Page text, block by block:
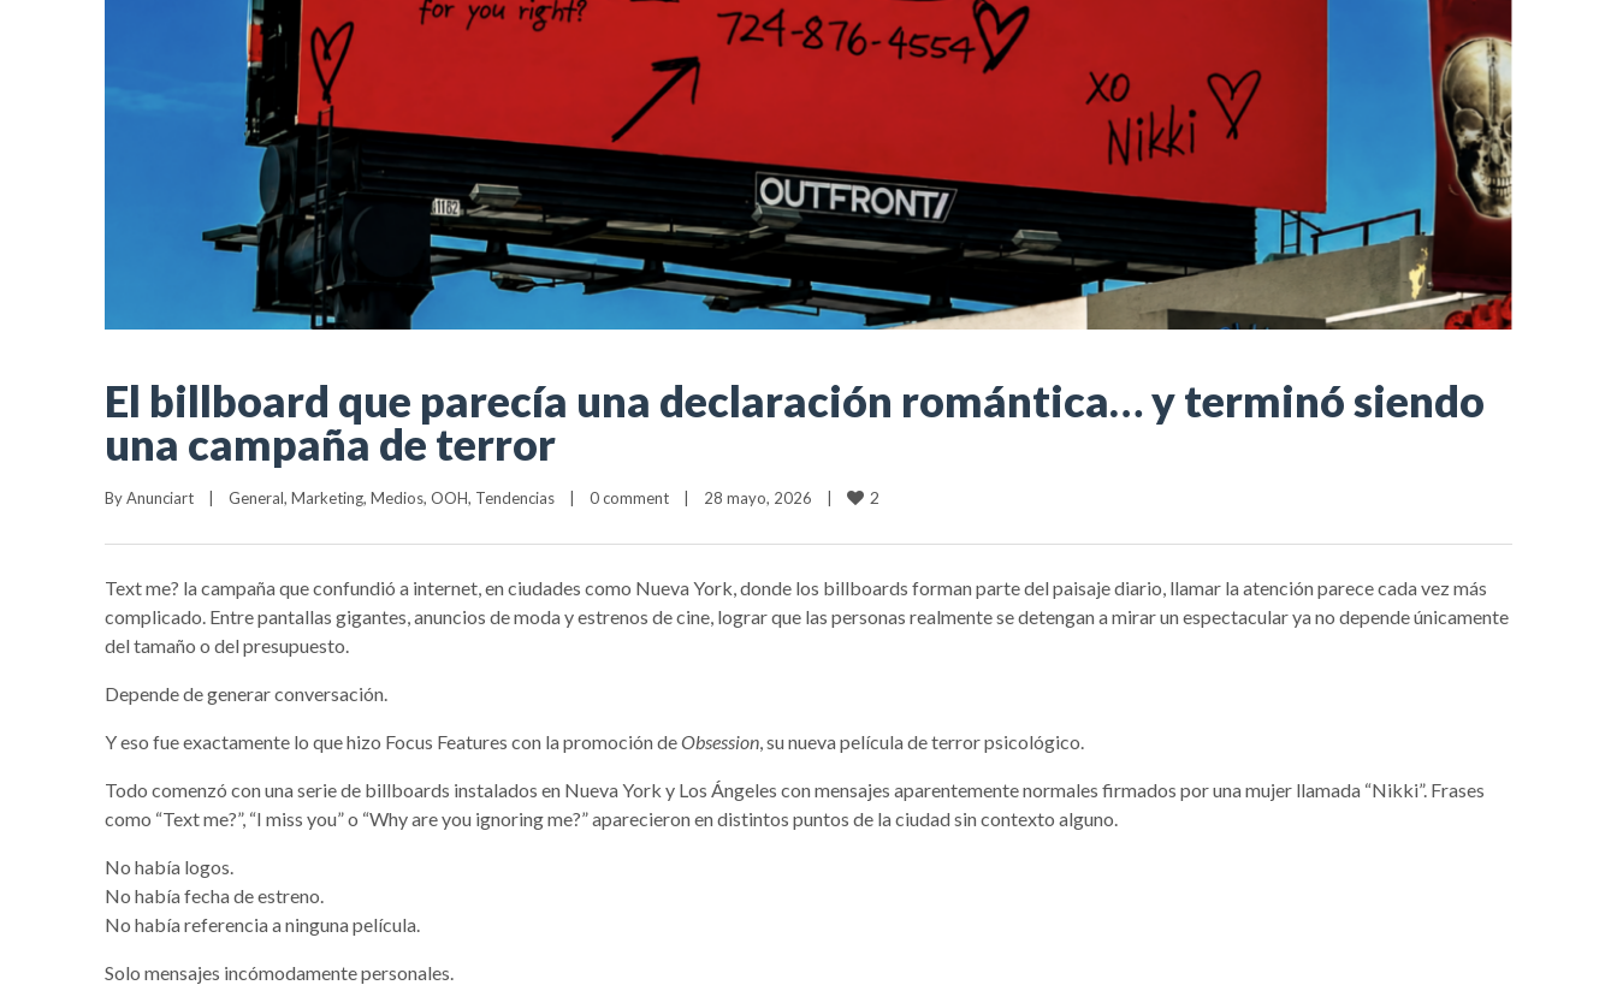
El billboard que parecía una declaración romántica… y terminó siendo
una campaña de terror
By Anunciart General, Marketing, Medios, OOH, Tendencias 0 comment 28 mayo, 2026 2
Text me? la campaña que confundió a internet, en ciudades como Nueva York, donde los billboards forman parte del paisaje diario, llamar la atención parece cada vez más
complicado. Entre pantallas gigantes, anuncios de moda y estrenos de cine, lograr que las personas realmente se detengan a mirar un espectacular ya no depende únicamente
del tamaño o del presupuesto.
Depende de generar conversación.
Y eso fue exactamente lo que hizo Focus Features con la promoción deObsession, su nueva película de terror psicológico.
Todo comenzó con una serie de billboards instalados en Nueva York y Los Ángeles con mensajes aparentemente normales firmados por una mujer llamada “Nikki”. Frases
como “Text me?”, “I miss you” o “Why are you ignoring me?” aparecieron en distintos puntos de la ciudad sin contexto alguno.
No había logos.
No había fecha de estreno.
No había referencia a ninguna película.
Solo mensajes incómodamente personales.